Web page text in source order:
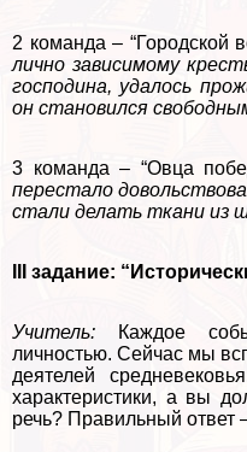
2 комaнда – “Городской
лично зависимому
господина, удалось
он становился
3 комaнда – “Овца
перестало
стали делать ткани из
III задание:
Учитель: Каждое
личностью. Сейчас мы
деятелей
хаpaктеристики, а вы
речь? Правильный ответ